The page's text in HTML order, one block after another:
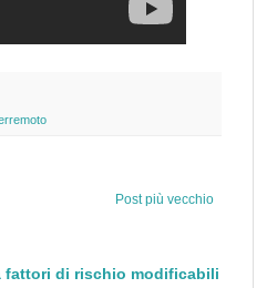
Post più vecchio
fattori di rischio modificabili